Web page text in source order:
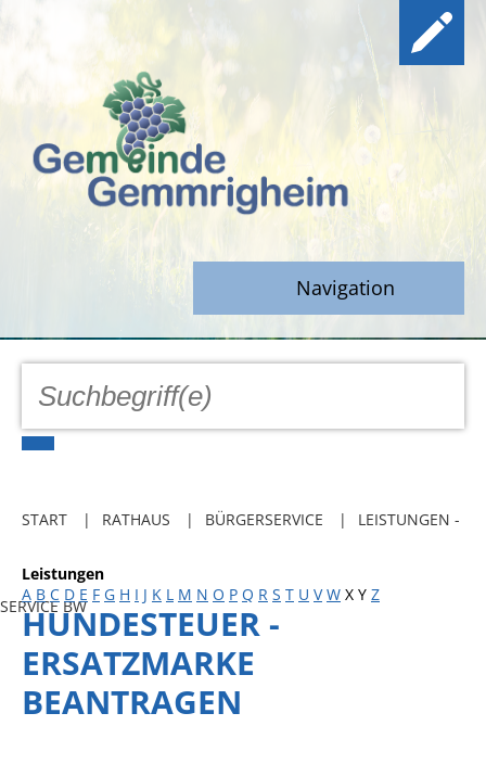
Navigation
GEMEINDE
Freibadkarten
Social Media
Parkraumkonzept
Ladeinfrastruktur
Einrichtungen
START RATHAUS BÜRGERSERVICE LEISTUNGEN -
SERVICE BW
Leistungen
A B C D E F G H I J K L M N O P Q R S T U V W X Y Z
HUNDESTEUER -
ERSATZMARKE
BEANTRAGEN